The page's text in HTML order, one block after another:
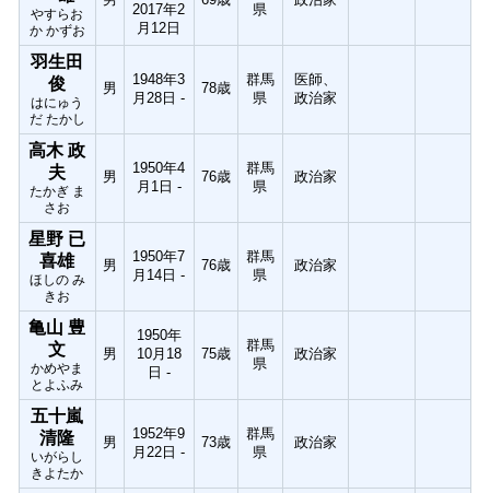
やすらお
か かずお
2017年2
月12日
県
羽生田
俊
はにゅう
だ たかし
男
1948年3
月28日 -
78歳
群馬
県
医師、
政治家
高木 政
夫
たかぎ ま
さお
男
1950年4
月1日 -
76歳
群馬
県
政治家
星野 已
喜雄
ほしの み
きお
男
1950年7
月14日 -
76歳
群馬
県
政治家
亀山 豊
文
かめやま
とよふみ
男
1950年
10月18
日 -
75歳
群馬
県
政治家
五十嵐
清隆
いがらし
きよたか
男
1952年9
月22日 -
73歳
群馬
県
政治家